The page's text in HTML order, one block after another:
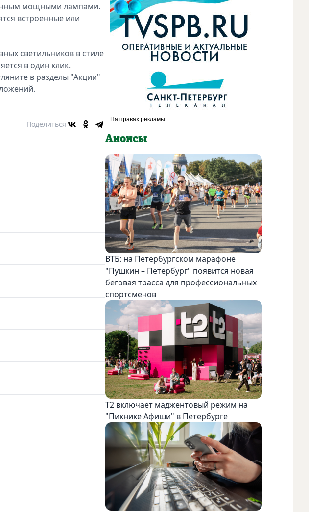
мощными лампами.
встроенные или
светильников в стиле
в один клик.
в разделы "Акции"
Поделиться
Анонсы
ВТБ: на Петербургском марафоне
"Пушкин – Петербург" появится новая
беговая трасса для профессиональных
спортсменов
Т2 включает маджентовый режим на
"Пикнике Афиши" в Петербурге